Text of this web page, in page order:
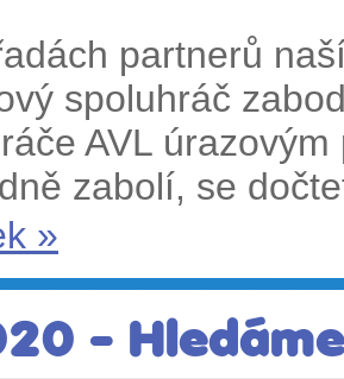
partnerů
spoluhráč
AVL
zabolí, se
»
-